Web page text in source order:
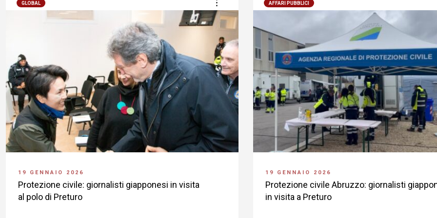
GLOBAL
19 GENNAIO 2026
Protezione civile: giornalisti giapponesi in visita
al polo di Preturo
AFFARI PUBBLICI
19 GENNAIO 2026
Protezione civile Abruzzo: giornalisti
in visita a Preturo